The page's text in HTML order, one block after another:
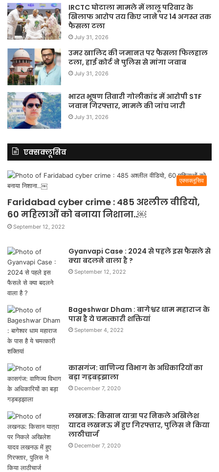
IRCTC घोटाला मामले में लालू परिवार के
खिलाफ आरोप तय किए जाने पर 14 अगस्त तक
फैसला टला
July 31, 2026
उमर खालिद की जमानत पर फैसला फिलहाल
टला, हाई कोर्ट ने पुलिस से मांगा जवाब
July 31, 2026
भारत भूषण तिवारी गोलीकांड में आरोपी STF
जवान गिरफ्तार, मामले की जांच जारी
July 31, 2026
एक्सक्लूसिव
एक्सक्लूसिव
Faridabad cyber crime : 485 अश्लील वीडियो,
60 महिलाओं को बनाया निशाना..￼
September 12, 2022
Gyanvapi Case : 2024 से पहले इस फैसले से
क्या बदलने वाला है ?
September 12, 2022
Bageshwar Dham : बागेश्वर धाम महाराज के
पास है ये चमत्कारी शक्तियां
September 4, 2022
कासगंज: वाणिज्य विभाग के अधिकारियों का
बड़ा गड़बड़झाला
December 7, 2020
लखनऊ: किसान यात्रा पर निकले अखिलेश
यादव लखनऊ में हुए गिरफ्तार, पुलिस ने किया
लाठीचार्ज
December 7, 2020